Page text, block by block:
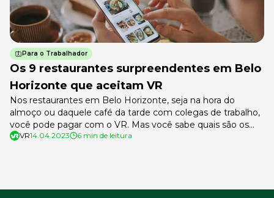
Para o Trabalhador
Os 9 restaurantes surpreendentes em Belo
Horizonte que aceitam VR
Nos restaurantes em Belo Horizonte, seja na hora do
almoço ou daquele café da tarde com colegas de trabalho,
você pode pagar com o VR. Mas você sabe quais são os
estabelecimentos que aceitam a bandeira na capital de
VR14.04.2023 6 min de leitura